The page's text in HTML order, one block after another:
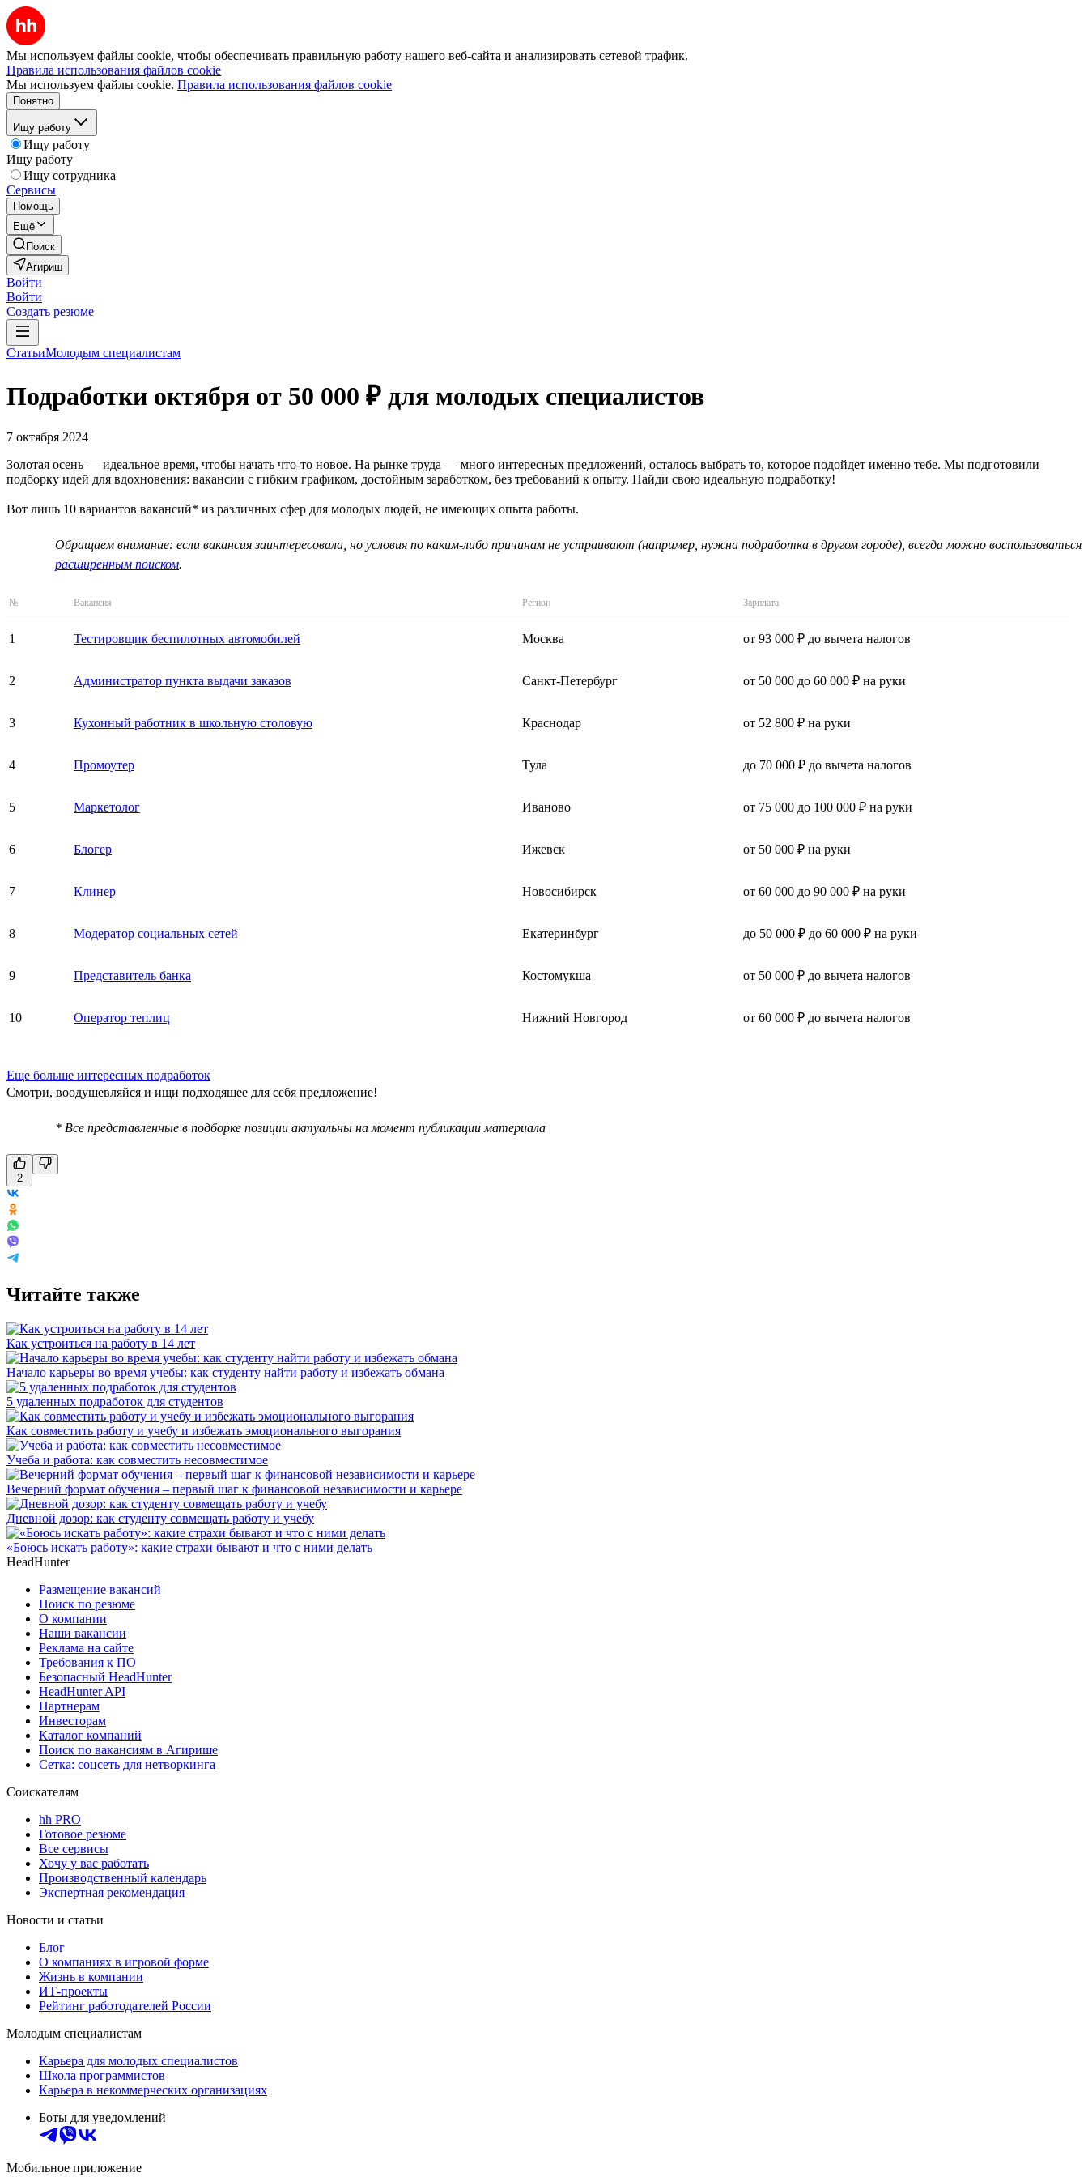
Мы используем файлы cookie, чтобы обеспечивать правильную работу нашего веб-сайта и анализировать сетевой трафик.
Правила использования файлов cookie
Мы используем файлы cookie. Правила использования файлов cookie
Понятно
Ищу работу
Ищу работу
Ищу работу
Ищу сотрудника
Сервисы
Помощь
Ещё
Поиск
Агириш
Войти
Войти
Создать резюме
СтатьиМолодым специалистам
Подработки октября от 50 000 ₽ для молодых специалистов
7 октября 2024
Золотая осень — идеальное время, чтобы начать что-то новое. На рынке труда — много интересных предложений, осталось выбрать то, которое подойдет именно тебе. Мы подготовили
подборку идей для вдохновения: вакансии с гибким графиком, достойным заработком, без требований к опыту. Найди свою идеальную подработку!
Вот лишь 10 вариантов вакансий* из различных сфер для молодых людей, не имеющих опыта работы.
Обращаем внимание: если вакансия заинтересовала, но условия по каким-либо причинам не устраивают (например, нужна подработка в другом городе), всегда можно воспользоваться
расширенным поиском.
№ Вакансия Регион Зарплата
1 Тестировщик беспилотных автомобилей Москва от 93 000 ₽ до вычета налогов
2 Администратор пункта выдачи заказов Санкт-Петербург от 50 000 до 60 000 ₽ на руки
3 Кухонный работник в школьную столовую Краснодар от 52 800 ₽ на руки
4 Промоутер Тула до 70 000 ₽ до вычета налогов
5 Маркетолог Иваново от 75 000 до 100 000 ₽ на руки
6 Блогер Ижевск от 50 000 ₽ на руки
7 Клинер Новосибирск от 60 000 до 90 000 ₽ на руки
8 Модератор социальных сетей Екатеринбург до 50 000 ₽ до 60 000 ₽ на руки
9 Представитель банка Костомукша от 50 000 ₽ до вычета налогов
10 Оператор теплиц Нижний Новгород от 60 000 ₽ до вычета налогов
Еще больше интересных подработок
Смотри, воодушевляйся и ищи подходящее для себя предложение!
* Все представленные в подборке позиции актуальны на момент публикации материала
2
Читайте также
Как устроиться на работу в 14 лет
Начало карьеры во время учебы: как студенту найти работу и избежать обмана
5 удаленных подработок для студентов
Как совместить работу и учебу и избежать эмоционального выгорания
Учеба и работа: как совместить несовместимое
Вечерний формат обучения – первый шаг к финансовой независимости и карьере
Дневной дозор: как студенту совмещать работу и учебу
«Боюсь искать работу»: какие страхи бывают и что с ними делать
HeadHunter
Размещение вакансий
Поиск по резюме
О компании
Наши вакансии
Реклама на сайте
Требования к ПО
Безопасный HeadHunter
HeadHunter API
Партнерам
Инвесторам
Каталог компаний
Поиск по вакансиям в Агирише
Сетка: соцсеть для нетворкинга
Соискателям
hh PRO
Готовое резюме
Все сервисы
Хочу у вас работать
Производственный календарь
Экспертная рекомендация
Новости и статьи
Блог
О компаниях в игровой форме
Жизнь в компании
ИТ-проекты
Рейтинг работодателей России
Молодым специалистам
Карьера для молодых специалистов
Школа программистов
Карьера в некоммерческих организациях
Боты для уведомлений
Мобильное приложение